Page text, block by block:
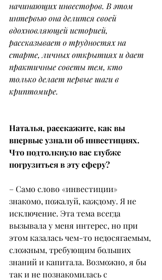
начинающих инвесторов. В этом
интервью она делится своей
вдохновляющей историей,
рассказывает о трудностях на
старте, личных открытиях и дает
практичные советы тем, кто
только делает первые шаги в
криптомире.
Наталья, расскажите, как вы
впервые узнали об инвестициях.
Что подтолкнуло вас глубже
погрузиться в эту сферу?
– Само слово «инвестиции»
знакомо, пожалуй, каждому. Я не
исключение. Эта тема всегда
вызывала у меня интерес, но при
этом казалась чем-то недосягаемым,
сложным, требующим больших
знаний и капитала. Возможно, я бы
так и не познакомилась с